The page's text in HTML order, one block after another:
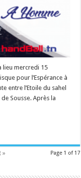
lieu mercredi 15
pour l’Espérance à
entre l’Etoile du sahel
Sousse. Après la
Page 1 of 17
»